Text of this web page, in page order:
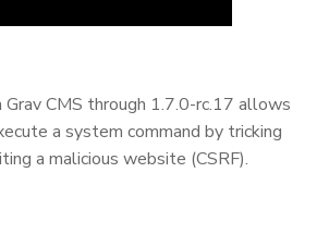
Grav CMS through 1.7.0-rc.17 allows
a system command by tricking
a malicious website (CSRF).